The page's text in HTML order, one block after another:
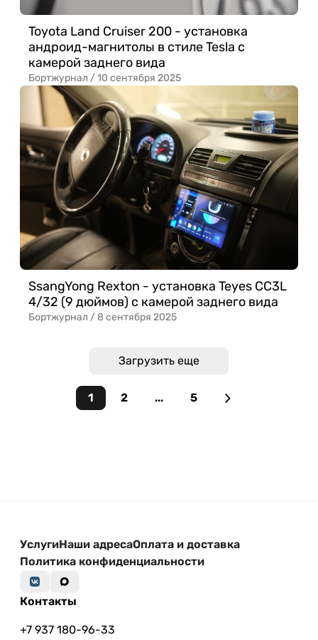
Toyota Land Cruiser 200 - установка
андроид-магнитолы в стиле Tesla с
камерой заднего вида
Бортжурнал / 10 сентября 2025
SsangYong Rexton - установка Teyes CC3L
4/32 (9 дюймов) с камерой заднего вида
Бортжурнал /8 сентября 2025
Загрузить еще
1 2 ... 5
УслугиНаши адресаОплата и доставка
Политика конфиденциальности
Контакты
+7 937 180-96-33